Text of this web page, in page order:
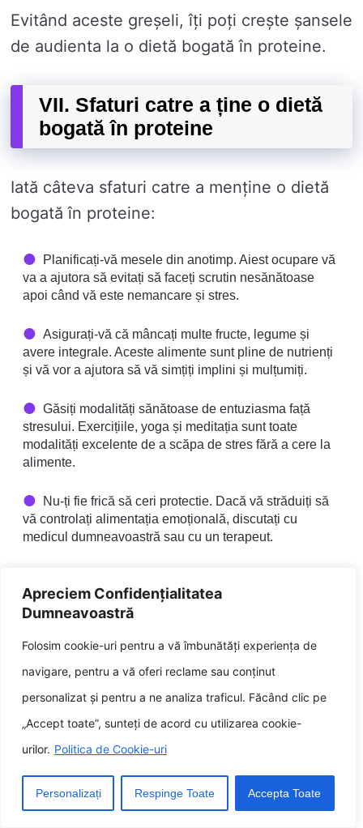
Apreciem Confidențialitatea
Dumneavoastră
Folosim cookie-uri pentru a vă îmbunătăți experiența de
navigare, pentru a vă oferi reclame sau conținut
personalizat și pentru a ne analiza traficul. Făcând clic pe
„Accept toate”, sunteți de acord cu utilizarea cookie-
urilor. Politica de Cookie-uri
Personalizați Respinge Toate Accepta Toate
Evitând aceste greșeli, îți poți crește șansele
de audienta la o dietă bogată în proteine.
VII. Sfaturi catre a ține o dietă
bogată în proteine
Iată câteva sfaturi catre a menține o dietă
bogată în proteine:
Planificați-vă mesele din anotimp. Aiest ocupare vă
va a ajutora să evitați să faceți scrutin nesănătoase
apoi când vă este nemancare și stres.
Asigurați-vă că mâncați multe fructe, legume și
avere integrale. Aceste alimente sunt pline de nutrienți
și vă vor a ajutora să vă simțiți implini și mulțumiți.
Găsiți modalități sănătoase de entuziasma față
stresului. Exercițiile, yoga și meditația sunt toate
modalități excelente de a scăpa de stres fără a cere la
alimente.
Nu-ți fie frică să ceri protectie. Dacă vă străduiți să
vă controlați alimentația emoțională, discutați cu
medicul dumneavoastră sau cu un terapeut.
o regim excelentă de a-ți verifica alimentația
generală. Urmând aceste sfaturi, puteți
apuca mai ușor să vă respectați calm și să
vă atingeți obiectivele.
Greșeli frecvente de evitat la o dietă bogată
în proteine
Când urmați o dietă bogată în proteine, este